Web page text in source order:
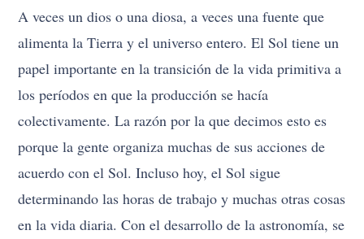
A veces un dios o una diosa, a veces una fuente que
alimenta la Tierra y el universo entero. El Sol tiene un
papel importante en la transición de la vida primitiva a
los períodos en que la producción se hacía
colectivamente. La razón por la que decimos esto es
porque la gente organiza muchas de sus acciones de
acuerdo con el Sol. Incluso hoy, el Sol sigue
determinando las horas de trabajo y muchas otras cosas
en la vida diaria. Con el desarrollo de la astronomía, se